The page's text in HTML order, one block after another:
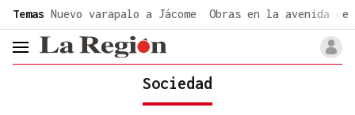
Temas Nuevo varapalo a Jácome Obras en la avenida de
header.menu.open
Sociedad